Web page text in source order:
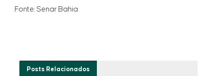
Fonte: Senar Bahia
Posts Relacionados